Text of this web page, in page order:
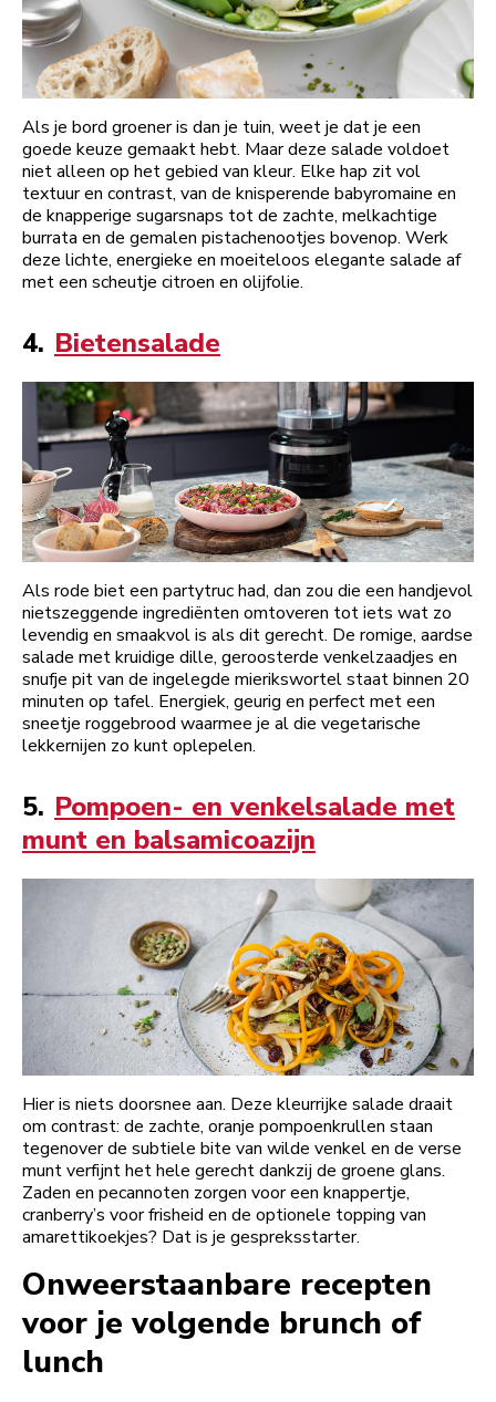
Als je bord groener is dan je tuin, weet je dat je een
goede keuze gemaakt hebt. Maar deze salade voldoet
niet alleen op het gebied van kleur. Elke hap zit vol
textuur en contrast, van de knisperende babyromaine en
de knapperige sugarsnaps tot de zachte, melkachtige
burrata en de gemalen pistachenootjes bovenop. Werk
deze lichte, energieke en moeiteloos elegante salade af
met een scheutje citroen en olijfolie.
4. Bietensalade
Als rode biet een partytruc had, dan zou die een handjevol
nietszeggende ingrediënten omtoveren tot iets wat zo
levendig en smaakvol is als dit gerecht. De romige, aardse
salade met kruidige dille, geroosterde venkelzaadjes en
snufje pit van de ingelegde mierikswortel staat binnen 20
minuten op tafel. Energiek, geurig en perfect met een
sneetje roggebrood waarmee je al die vegetarische
lekkernijen zo kunt oplepelen.
5. Pompoen- en venkelsalade met
munt en balsamicoazijn
Hier is niets doorsnee aan. Deze kleurrijke salade draait
om contrast: de zachte, oranje pompoenkrullen staan
tegenover de subtiele bite van wilde venkel en de verse
munt verfijnt het hele gerecht dankzij de groene glans.
Zaden en pecannoten zorgen voor een knappertje,
cranberry’s voor frisheid en de optionele topping van
amarettikoekjes? Dat is je gespreksstarter.
Onweerstaanbare recepten
voor je volgende brunch of
lunch